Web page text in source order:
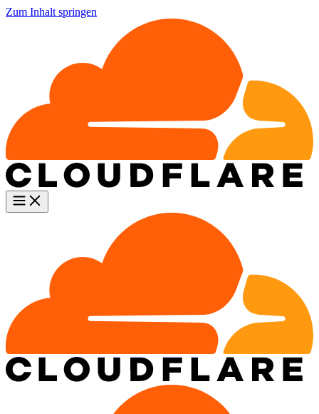
Zum Inhalt springen